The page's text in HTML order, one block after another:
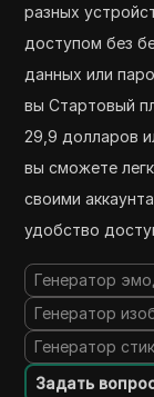
разных
доступом без
данных или
вы Стартовый
29,9 долларов
вы сможете
своими
удобство
Генератор
Генератор
Генератор
Задать